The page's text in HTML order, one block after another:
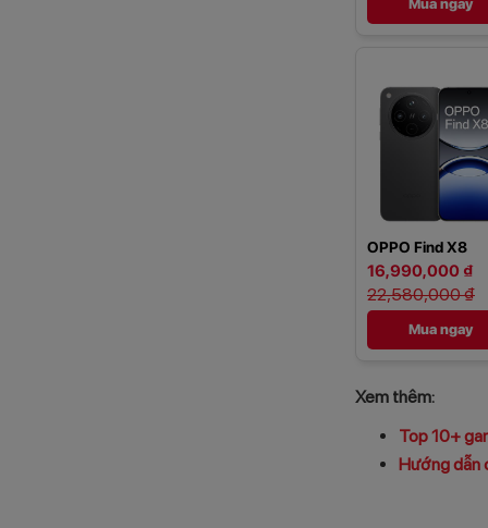
Mua ngay
OPPO Find X8
16,990,000 ₫
22,580,000 ₫
Mua ngay
Xem thêm:
Top 10+
Hướng dẫn